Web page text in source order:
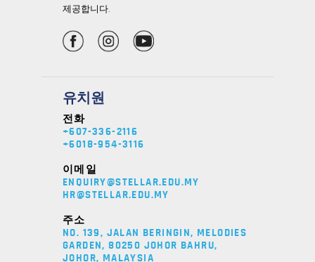
제공합니다.
유치원
전화
+607-336-2116
+6018-954-3116
이메일
ENQUIRY@STELLAR.EDU.MY
HR@STELLAR.EDU.MY
주소
NO. 139, JALAN BERINGIN, MELODIES
GARDEN, 80250 JOHOR BAHRU,
JOHOR, MALAYSIA